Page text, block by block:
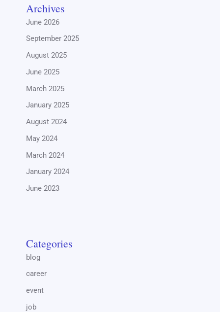
Archives
June 2026
September 2025
August 2025
June 2025
March 2025
January 2025
August 2024
May 2024
March 2024
January 2024
June 2023
Categories
blog
career
event
job